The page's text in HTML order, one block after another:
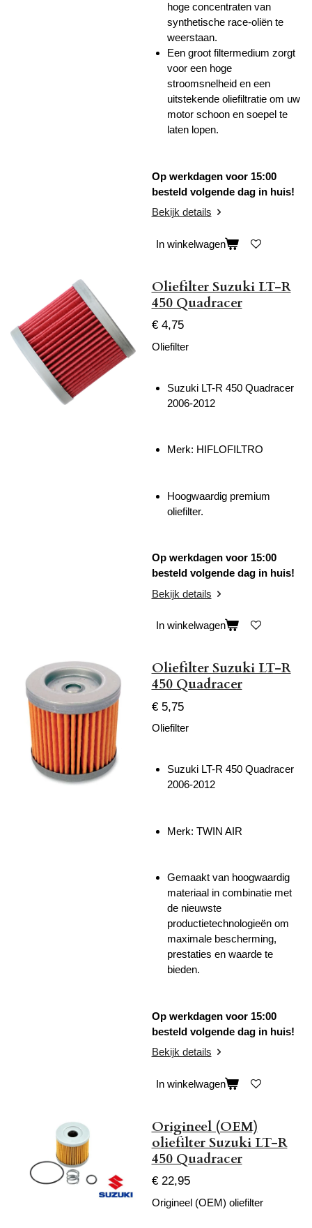
hoge concentraten van
synthetische race-oliën te
weerstaan.
Een groot filtermedium zorgt
voor een hoge
stroomsnelheid en een
uitstekende oliefiltratie om uw
motor schoon en soepel te
laten lopen.
Op werkdagen voor 15:00
besteld volgende dag in huis!
Bekijk details
In winkelwagen
Oliefilter Suzuki LT-R
450 Quadracer
€ 4,75
Oliefilter
Suzuki LT-R 450 Quadracer
2006-2012
Merk: HIFLOFILTRO
Hoogwaardig premium
oliefilter.
Op werkdagen voor 15:00
besteld volgende dag in huis!
Bekijk details
In winkelwagen
Oliefilter Suzuki LT-R
450 Quadracer
€ 5,75
Oliefilter
Suzuki LT-R 450 Quadracer
2006-2012
Merk: TWIN AIR
Gemaakt van hoogwaardig
materiaal in combinatie met
de nieuwste
productietechnologieën om
maximale bescherming,
prestaties en waarde te
bieden.
Op werkdagen voor 15:00
besteld volgende dag in huis!
Bekijk details
In winkelwagen
Origineel (OEM)
oliefilter Suzuki LT-R
450 Quadracer
€ 22,95
Origineel (OEM) oliefilter